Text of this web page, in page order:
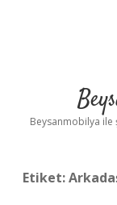
Beysanmobilya ile
Etiket: